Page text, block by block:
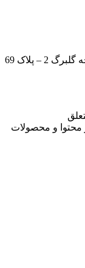
آدرس: کرج – میدان والفجر – خیابان یکتا – کوچه گلبرگ 2 – پلاک 69
و محصولات